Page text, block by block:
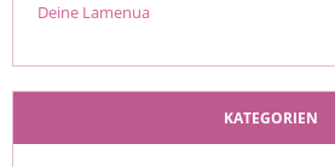
Deine Lamenua
KATEGORIEN